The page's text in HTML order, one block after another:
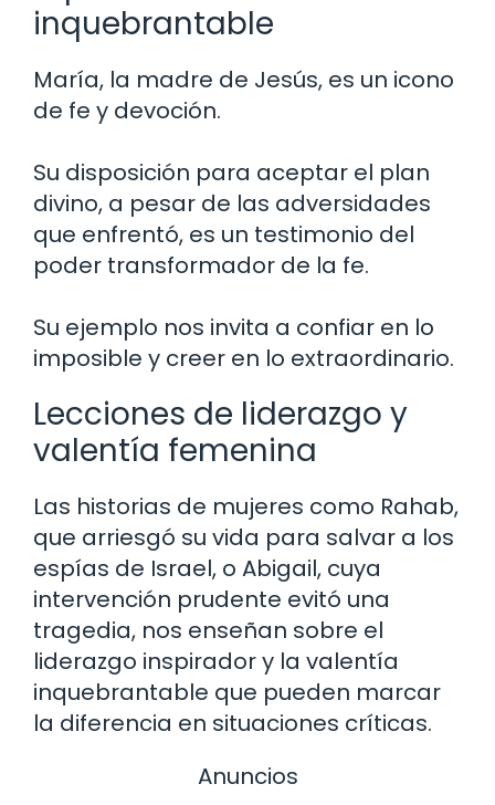
inquebrantable
María, la madre de Jesús, es un icono
de fe y devoción.
Su disposición para aceptar el plan
divino, a pesar de las adversidades
que enfrentó, es un testimonio del
poder transformador de la fe.
Su ejemplo nos invita a confiar en lo
imposible y creer en lo extraordinario.
Lecciones de liderazgo y
valentía femenina
Las historias de mujeres como Rahab,
que arriesgó su vida para salvar a los
espías de Israel, o Abigail, cuya
intervención prudente evitó una
tragedia, nos enseñan sobre el
liderazgo inspirador y la valentía
inquebrantable que pueden marcar
la diferencia en situaciones críticas.
Anuncios